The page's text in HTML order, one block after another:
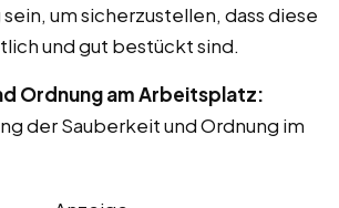
sein, um sicherzustellen, dass diese
und gut bestückt sind.
Ordnung am Arbeitsplatz:
der Sauberkeit und Ordnung im